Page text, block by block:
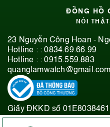
ĐỒNG HỒ
NÓI
23 Nguyễn Công Hoan -
Hotline : :0834.69.66.99
Hotline : :0915.559.883
quanglamwatch@gmail.com
Giấy ĐKKD số